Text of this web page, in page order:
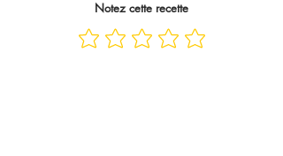
Notez cette recette